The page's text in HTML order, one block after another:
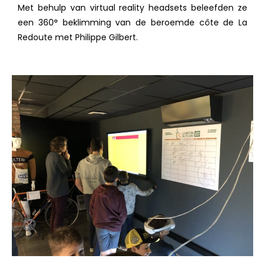
Met behulp van virtual reality headsets beleefden ze
een 360° beklimming van de beroemde côte de La
Redoute met Philippe Gilbert.